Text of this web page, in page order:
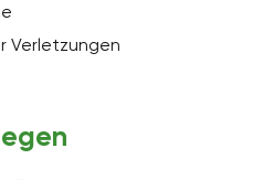
Verletzungen